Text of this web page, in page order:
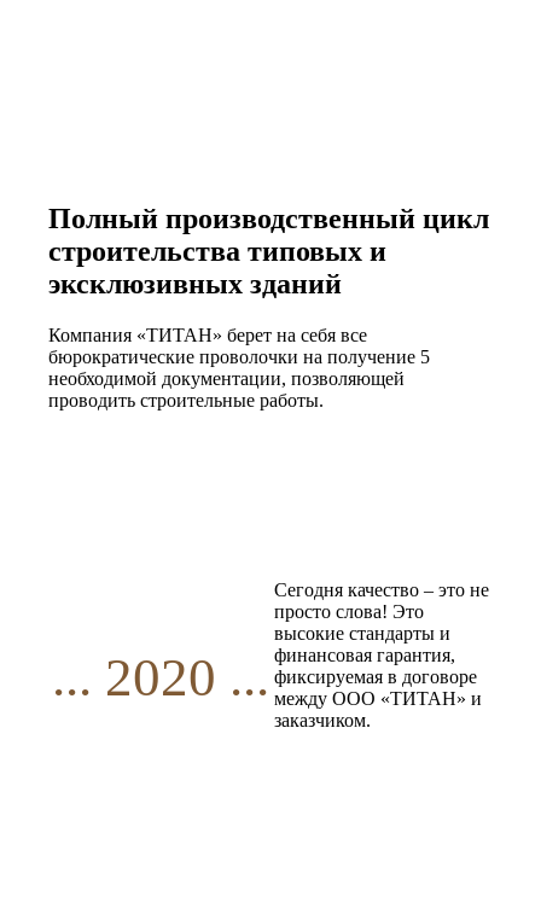
Полный производственный цикл
строительства типовых и
эксклюзивных зданий
Компания «ТИТАН» берет на себя все
бюрократические проволочки на получение 5
необходимой документации, позволяющей
проводить строительные работы.
... 2020 ...
Сегодня качество – это не
просто слова! Это
высокие стандарты и
финансовая гарантия,
фиксируемая в договоре
между ООО «ТИТАН» и
заказчиком.